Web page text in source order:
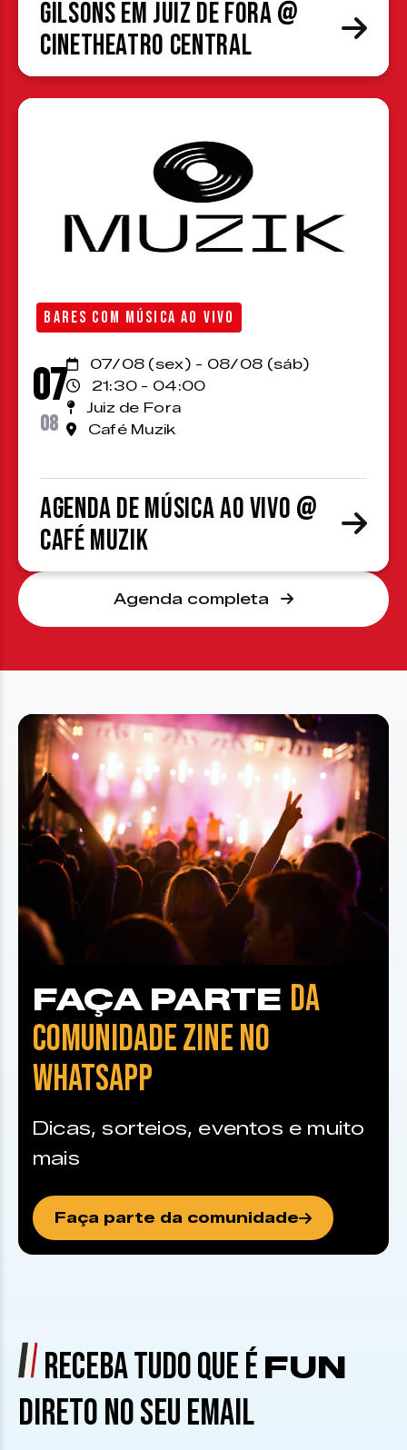
Gilsons em Juiz de Fora @
CineTheatro Central
BARES COM MÚSICA AO VIVO
07
08
07/08 (sex) - 08/08 (sáb)
21:30 - 04:00
Juiz de Fora
Café Muzik
Agenda de Música ao Vivo @
Café Muzik
Agenda completa
FAÇA PARTE DA
COMUNIDADE ZINE NO
WHATSAPP
Dicas, sorteios, eventos e muito
mais
Faça parte da comunidade
RECEBA TUDO QUE É FUN
DIRETO NO SEU EMAIL